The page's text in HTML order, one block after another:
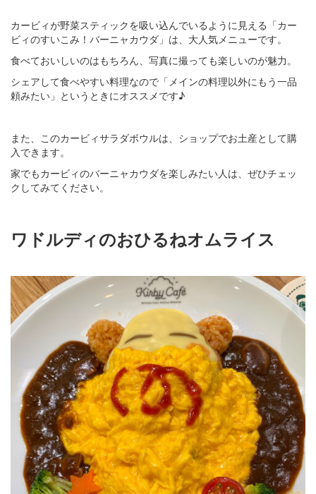
カービィが野菜スティックを吸い込んでいるように見える「カー
ビィのすいこみ！バーニャカウダ」は、大人気メニューです。
食べておいしいのはもちろん、写真に撮っても楽しいのが魅力。
シェアして食べやすい料理なので「メインの料理以外にもう一品
頼みたい」というときにオススメです♪
また、このカービィサラダボウルは、ショップでお土産として購
入できます。
家でもカービィのバーニャカウダを楽しみたい人は、ぜひチェッ
クしてみてください。
ワドルディのおひるねオムライス